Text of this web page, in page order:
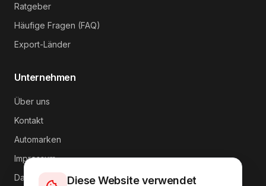
Ratgeber
Häufige Fragen (FAQ)
Export-Länder
Unternehmen
Über uns
Kontakt
Automarken
Impressum
Datenschutz
Diese Website verwendet